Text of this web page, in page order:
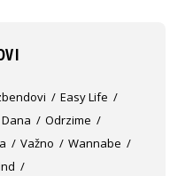
Easy Life
Odrzime
Važno
Wannabe